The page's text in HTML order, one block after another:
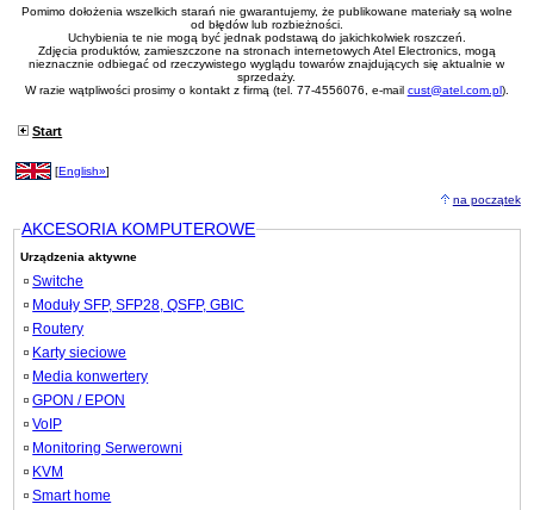
Pomimo dołożenia wszelkich starań nie gwarantujemy, że publikowane materiały są wolne
od błędów lub rozbieżności.
Uchybienia te nie mogą być jednak podstawą do jakichkolwiek roszczeń.
Zdjęcia produktów, zamieszczone na stronach internetowych Atel Electronics, mogą
nieznacznie odbiegać od rzeczywistego wyglądu towarów znajdujących się aktualnie w
sprzedaży.
W razie wątpliwości prosimy o kontakt z firmą (tel. 77-4556076, e-mail cust@atel.com.pl).
Start
[English»]
na początek
AKCESORIA KOMPUTEROWE
Urządzenia aktywne
Switche
Moduły SFP, SFP28, QSFP, GBIC
Routery
Karty sieciowe
Media konwertery
GPON / EPON
VoIP
Monitoring Serwerowni
KVM
Smart home